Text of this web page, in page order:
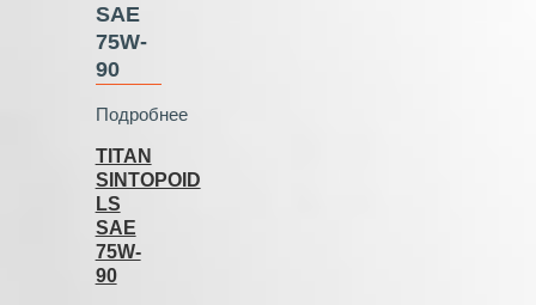
SAE
75W-
90
Подробнее
TITAN
SINTOPOID
LS
SAE
75W-
90